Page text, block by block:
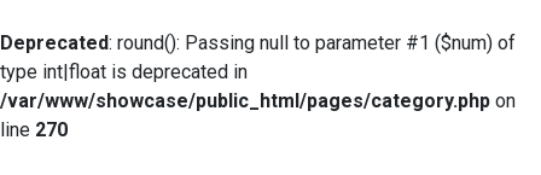
Deprecated: round(): Passing null to parameter #1 ($num) of
type int|float is deprecated in
/var/www/showcase/public_html/pages/category.php on
line 270